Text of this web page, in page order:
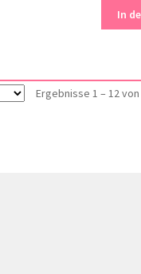
In
Ergebnisse 1 – 12